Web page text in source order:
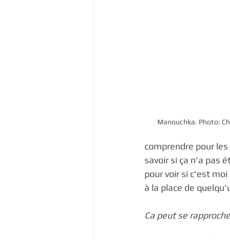
Manouchka. Photo:
comprendre pour
savoir si ça n'a pas
pour voir si c'est
à la place de
Ca peut se